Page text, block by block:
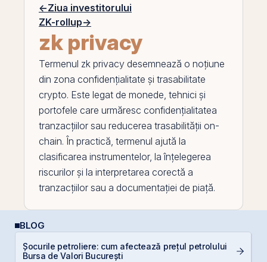
←Ziua investitorului
ZK-rollup→
zk privacy
Termenul zk privacy desemnează o noțiune
din zona confidențialitate și trasabilitate
crypto. Este legat de monede, tehnici și
portofele care urmăresc confidențialitatea
tranzacțiilor sau reducerea trasabilității on-
chain. În practică, termenul ajută la
clasificarea instrumentelor, la înțelegerea
riscurilor și la interpretarea corectă a
tranzacțiilor sau a documentației de piață.
BLOG
Șocurile petroliere: cum afectează prețul petrolului
Bursa de Valori București